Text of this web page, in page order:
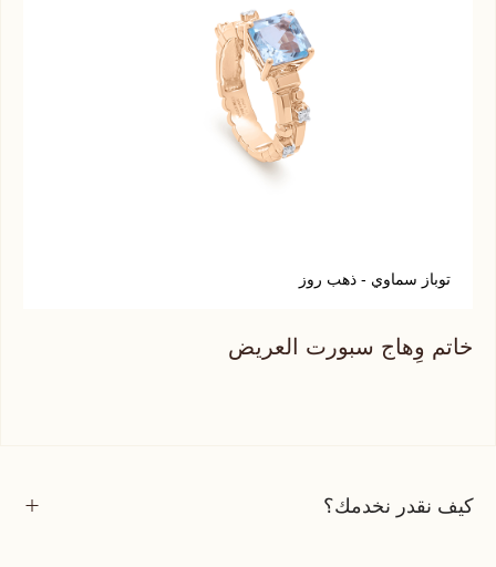
توباز سماوي - ذهب روز
خاتم وِهاج سبورت العريض
كيف نقدر نخدمك؟